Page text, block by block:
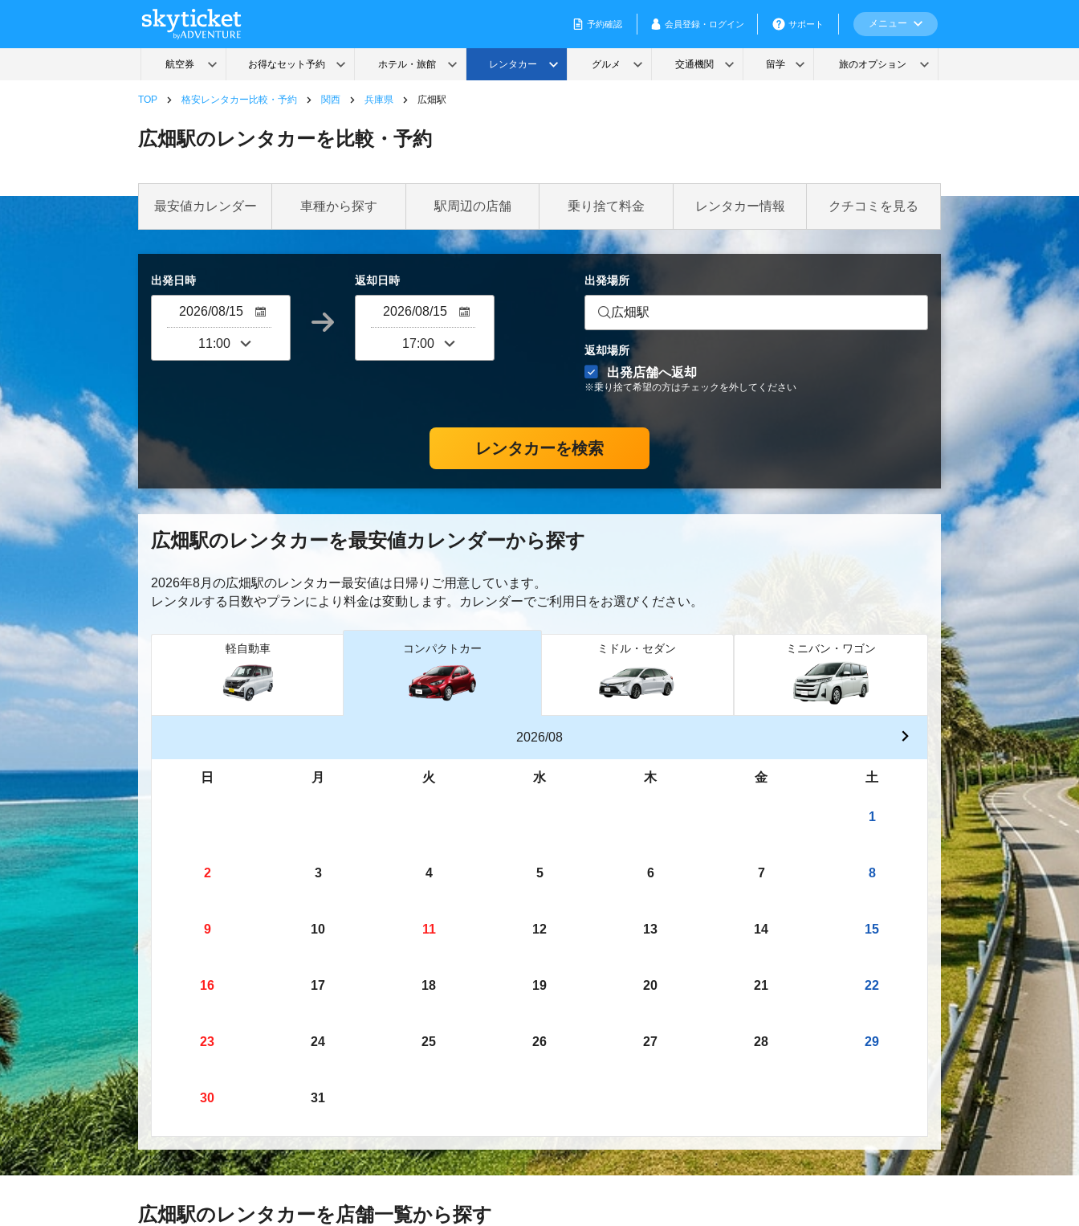
TOP 格安レンタカー比較・予約 関西 兵庫県 広畑駅
広畑駅のレンタカーを比較・予約
最安値カレンダー 車種から探す 駅周辺の店舗 乗り捨て料金 レンタカー情報 クチコミを見る
出発日時 返却日時 出発場所
広畑駅
返却場所
出発店舗へ返却
※乗り捨て希望の方はチェックを外してください
レンタカーを検索
広畑駅のレンタカーを最安値カレンダーから探す
2026年8月の広畑駅のレンタカー最安値は日帰り ご用意しています。
レンタルする日数やプランにより料金は変動します。カレンダーでご利用日をお選びください。
軽自動車 コンパクトカー ミドル・セダン ミニバン・ワゴン
2026/08
日 月 火 水 木 金 土
1
2 3 4 5 6 7 8
9 10 11 12 13 14 15
16 17 18 19 20 21 22
23 24 25 26 27 28 29
30 31
広畑駅のレンタカーを店舗一覧から探す